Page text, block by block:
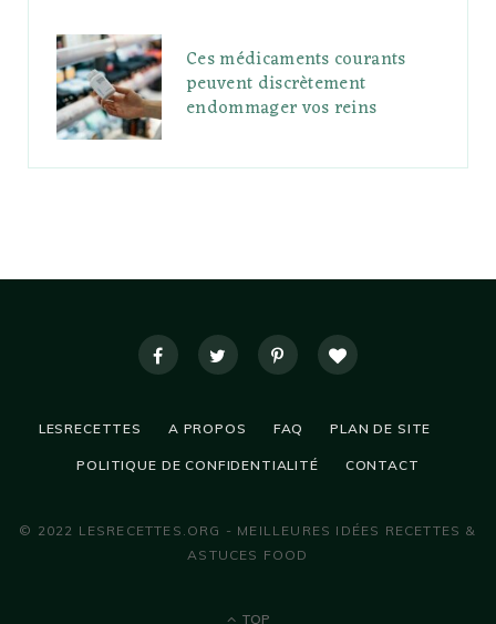
Ces médicaments courants
peuvent discrètement
endommager vos reins
LESRECETTES A PROPOS FAQ PLAN DE SITE
POLITIQUE DE CONFIDENTIALITÉ CONTACT
© 2022 LESRECETTES.ORG - MEILLEURES IDÉES RECETTES &
ASTUCES FOOD
TOP